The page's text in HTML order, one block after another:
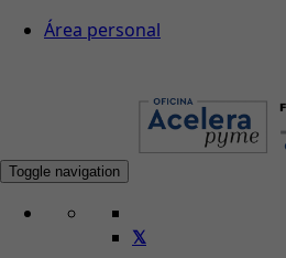
Área personal
Toggle navigation